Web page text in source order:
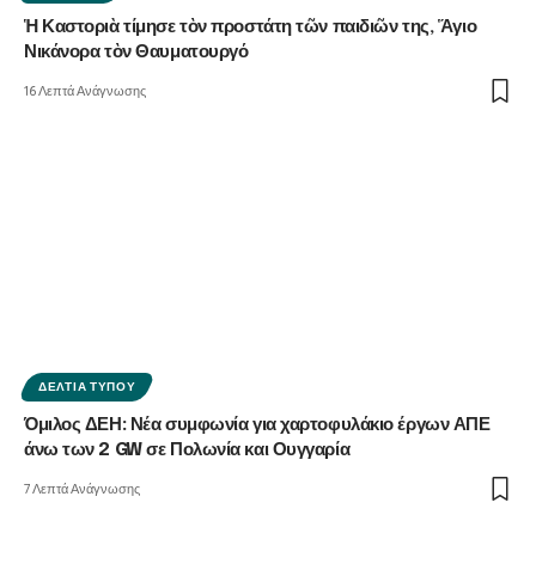
Ἡ Καστοριὰ τίμησε τὸν προστάτη τῶν παιδιῶν της, Ἅγιο
Νικάνορα τὸν Θαυματουργό
16 Λεπτά Ανάγνωσης
ΔΕΛΤΊΑ ΤΎΠΟΥ
Όμιλος ΔΕΗ: Νέα συμφωνία για χαρτοφυλάκιο έργων ΑΠΕ
άνω των 2 GW σε Πολωνία και Ουγγαρία
7 Λεπτά Ανάγνωσης